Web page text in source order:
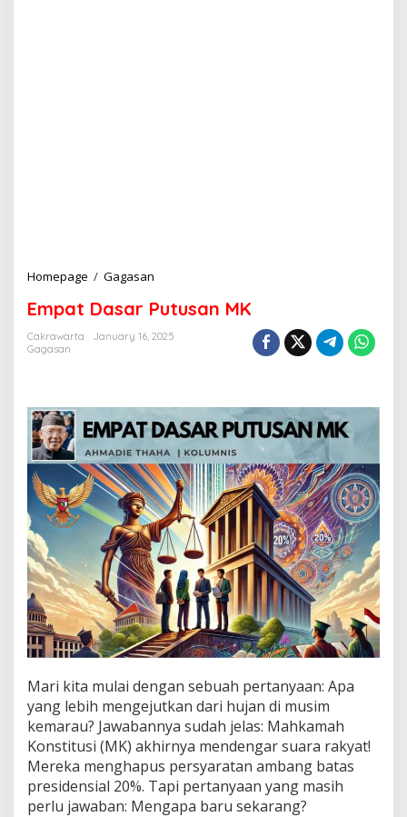
Homepage / Gagasan
p
t
a
r
P
u
t
u
s
a
n
M
K
Empat Dasar Putusan MK
Cakrawarta
January 16, 2025
Gagasan
Mari kita mulai dengan sebuah pertanyaan: Apa
yang lebih mengejutkan dari hujan di musim
kemarau? Jawabannya sudah jelas: Mahkamah
Konstitusi (MK) akhirnya mendengar suara rakyat!
Mereka menghapus persyaratan ambang batas
presidensial 20%. Tapi pertanyaan yang masih
perlu jawaban: Mengapa baru sekarang?